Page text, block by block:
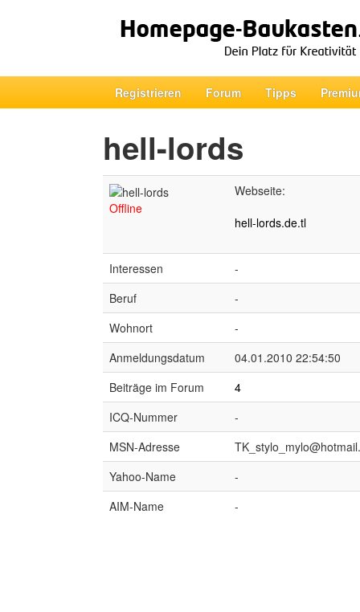
Registrieren Forum Tipps
hell-lords
Offline
Webseite:
hell-lords.de.tl
Interessen
-
Beruf
-
Wohnort
-
Anmeldungsdatum
04.01.2010 22:54:50
Beiträge im Forum
4
ICQ-Nummer
-
MSN-Adresse
Yahoo-Name
-
AIM-Name
-